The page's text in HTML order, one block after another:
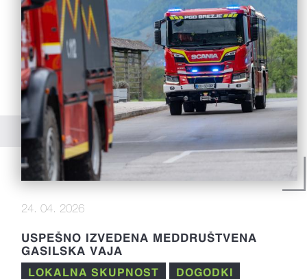
24. 04. 2026
USPEŠNO IZVEDENA MEDDRUŠTVENA
GASILSKA VAJA
LOKALNA SKUPNOST DOGODKI